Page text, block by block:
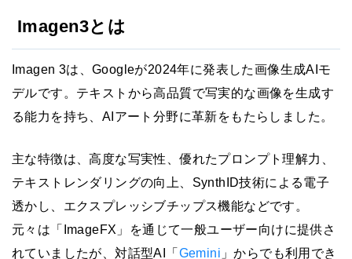
Imagen3とは
Imagen 3は、Googleが2024年に発表した画像生成AIモ
デルです。テキストから高品質で写実的な画像を生成す
る能力を持ち、AIアート分野に革新をもたらしました。
主な特徴は、高度な写実性、優れたプロンプト理解力、
テキストレンダリングの向上、SynthID技術による電子
透かし、エクスプレッシブチップス機能などです。
元々は「ImageFX」を通じて一般ユーザー向けに提供さ
れていましたが、対話型AI「 Gemini 」からでも利用でき